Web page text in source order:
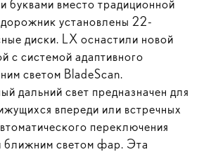
буквами вместо традиционной
установлены 22-
диски. LX оснастили новой
с системой адаптивного
светом BladeScan.
дальний свет предназначен для
впереди или встречных
переключения
ближним светом фар. Эта